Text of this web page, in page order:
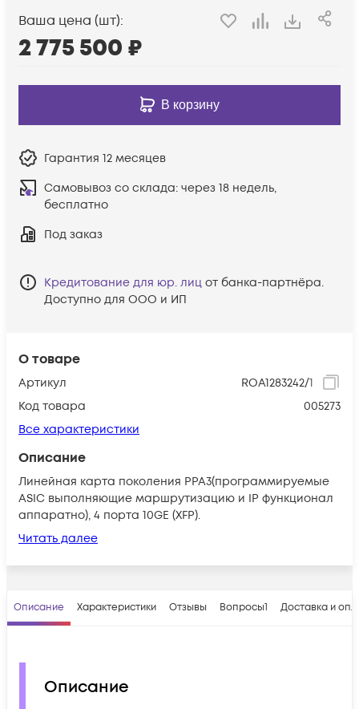
О товаре
Артикул
ROA1283242/1
Код товара
005273
Все характеристики
Описание
Линейная карта поколения PPA3(программируемые
ASIC выполняющие маршрутизацию и IP функционал
аппаратно), 4 порта 10GE (XFP).
Читать далее
Ваша цена (шт):
2 775 500 ₽
В корзину
Гарантия 12 месяцев
Самовывоз со склада: через 18 недель,
бесплатно
Под заказ
Кредитование для юр. лиц от банка-партнёра.
Доступно для ООО и ИП
Описание Характеристики Отзывы Вопросы1 Доставка и
Описание